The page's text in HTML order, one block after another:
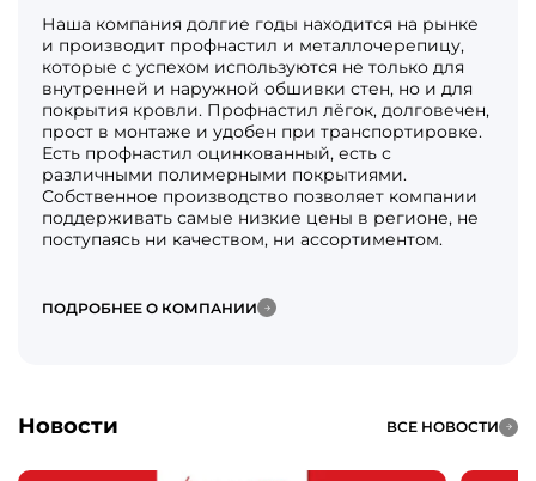
Наша компания долгие годы находится на рынке
и производит профнастил и металлочерепицу,
которые с успехом используются не только для
внутренней и наружной обшивки стен, но и для
покрытия кровли. Профнастил лёгок, долговечен,
прост в монтаже и удобен при транспортировке.
Есть профнастил оцинкованный, есть с
различными полимерными покрытиями.
Собственное производство позволяет компании
поддерживать самые низкие цены в регионе, не
поступаясь ни качеством, ни ассортиментом.
ПОДРОБНЕЕ О КОМПАНИИ
Новости ВСЕ НОВОСТИ